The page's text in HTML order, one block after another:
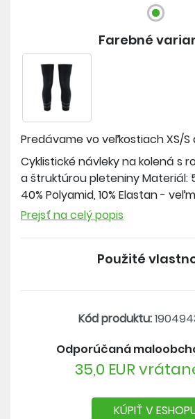
Cyklistické návleky na kolená s
a štruktúrou pleteniny Materiál:
40% Polyamid, 10% Elastan -
materiál - rôzne štruktúry
bezšvové prechody medzi
Prejsť na celý popis
Použité
Predávame vo veľkostiachXS/S
Farebné
Kód produktu:
Odporúčaná
35,0 EUR
KÚPIŤ V